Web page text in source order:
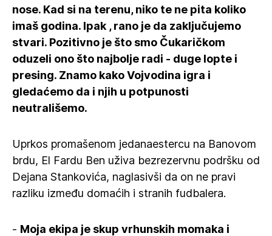
nose. Kad si na terenu, niko te ne pita koliko
imaš godina. Ipak , rano je da zaključujemo
stvari. Pozitivno je što smo Čukaričkom
oduzeli ono što najbolje radi - duge lopte i
presing. Znamo kako Vojvodina igra i
gledaćemo da i njih u potpunosti
neutrališemo.
Uprkos promašenom jedanaestercu na Banovom
brdu, El Fardu Ben uživa bezrezervnu podršku od
Dejana Stankovića, naglasivši da on ne pravi
razliku između domaćih i stranih fudbalera.
- Moja ekipa je skup vrhunskih momaka i